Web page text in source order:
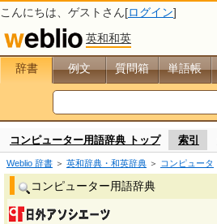
こんにちは、 ゲスト さん[ログイン]
英和和英
辞書 例文 質問箱 単語帳
コンピューター用語辞典 トップ 索引
Weblio 辞書 ＞ 英和辞典・和英辞典 ＞ コンピュータ
コンピューター用語辞典